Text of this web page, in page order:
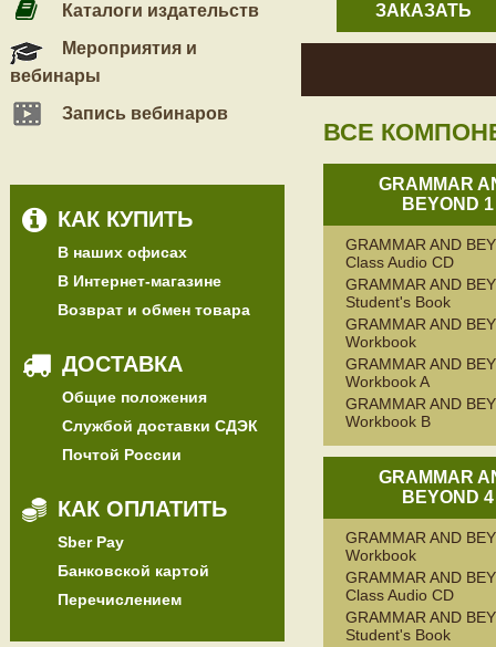
Каталоги издательств
Мероприятия и
вебинары
Запись вебинаров
КАК КУПИТЬ
В наших офисах
В Интернет-магазине
Возврат и обмен товара
ДОСТАВКА
Общие положения
Службой доставки СДЭК
Почтой России
КАК ОПЛАТИТЬ
Sber Pay
Банковской картой
Перечислением
ЗАКАЗАТЬ
ВСЕ
GRAMMAR
BEYOND 1
GRAMMAR AND
Class Audio CD
GRAMMAR AND
Student's Book
GRAMMAR AND
Workbook
GRAMMAR AND
Workbook A
GRAMMAR AND
Workbook B
GRAMMAR
BEYOND 4
GRAMMAR AND
Workbook
GRAMMAR AND
Class Audio CD
GRAMMAR AND
Student's Book